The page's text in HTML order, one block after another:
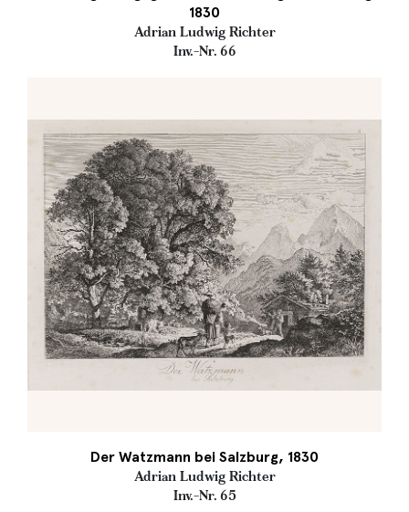
1830
Adrian Ludwig Richter
Inv.-Nr. 66
Der Watzmann bei Salzburg, 1830
Adrian Ludwig Richter
Inv.-Nr. 65